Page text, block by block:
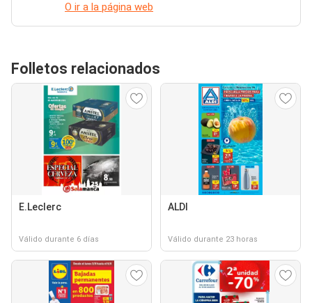
O ir a la página web
Folletos relacionados
E.Leclerc
Válido durante 6 días
ALDI
Válido durante 23 horas